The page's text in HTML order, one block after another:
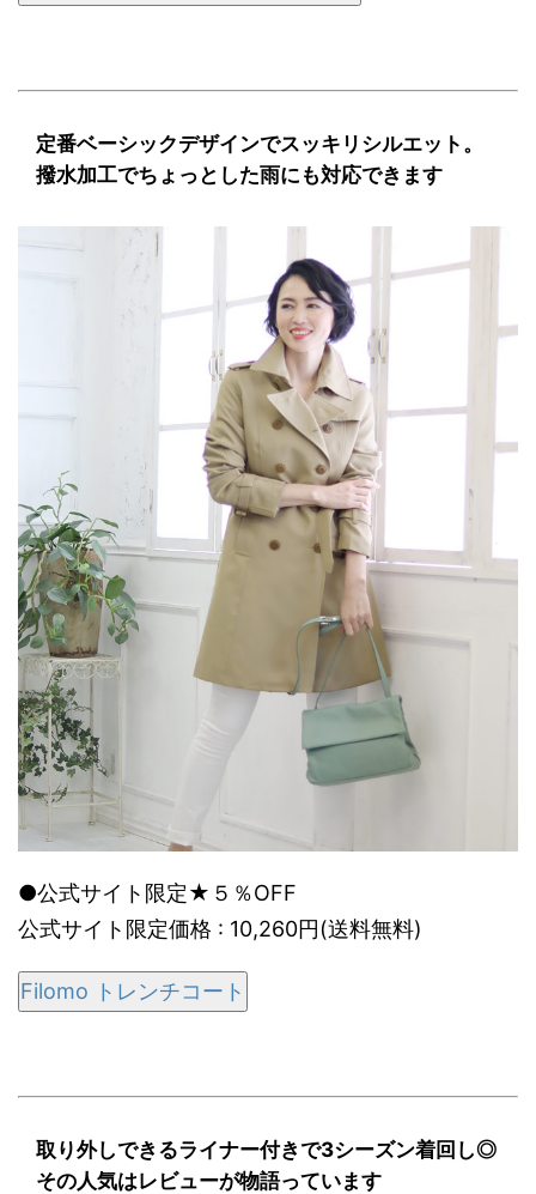
定番ベーシックデザインでスッキリシルエット。
撥水加工でちょっとした雨にも対応できます
●公式サイト限定★５％OFF
公式サイト限定価格 : 10,260円(送料無料)
Filomo トレンチコート
取り外しできるライナー付きで3シーズン着回し◎
その人気はレビューが物語っています